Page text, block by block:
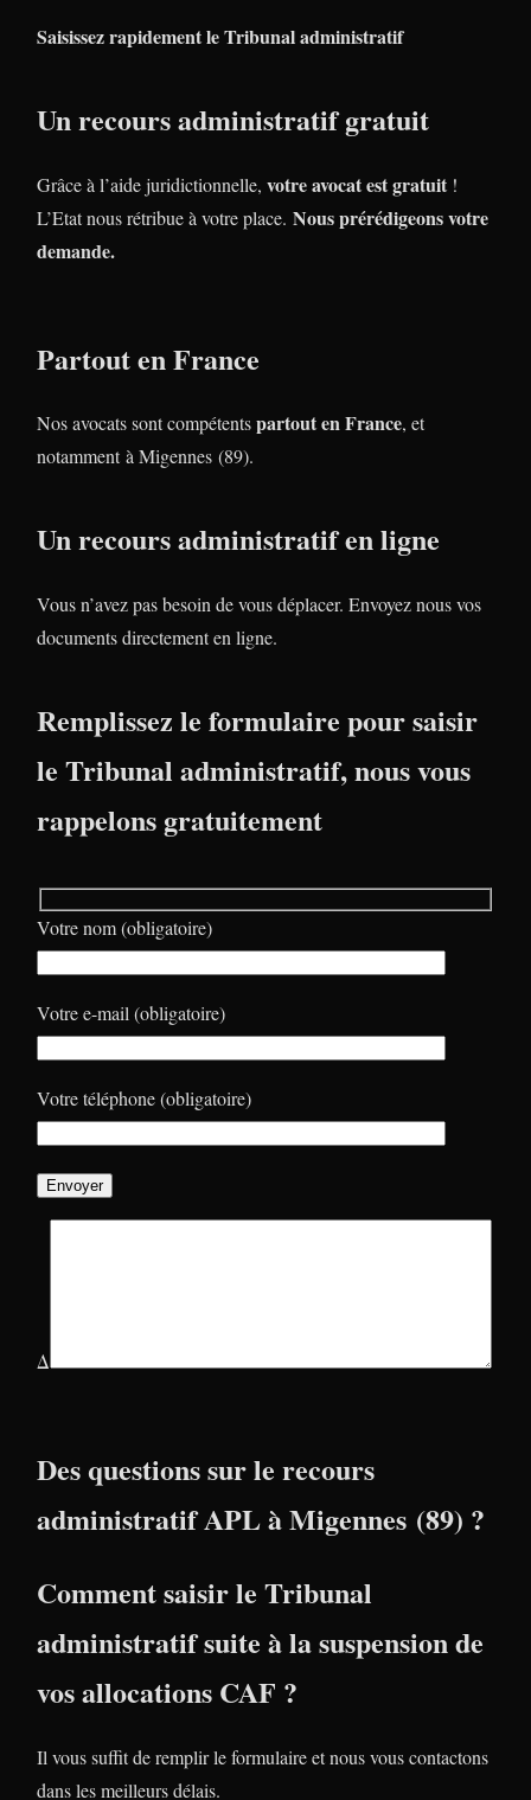
Saisissez rapidement le Tribunal administratif
Un recours administratif gratuit
Grâce à l’aide juridictionnelle, votre avocat est gratuit !
L’Etat nous rétribue à votre place. Nous prérédigeons votre
demande.
Partout en France
Nos avocats sont compétentspartout en France, et
notamment à Migennes (89).
Un recours administratif en ligne
Vous n’avez pas besoin de vous déplacer. Envoyez nous vos
documents directement en ligne.
Remplissez le formulaire pour saisir
le Tribunal administratif, nous vous
rappelons gratuitement
Votre nom (obligatoire)
Votre e-mail (obligatoire)
Votre téléphone (obligatoire)
Δ
Des questions sur le recours
administratif APL à Migennes (89) ?
Comment saisir le Tribunal
administratif suite à la suspension de
vos allocations CAF ?
Il vous suffit de remplir le formulaire et nous vous contactons
dans les meilleurs délais.